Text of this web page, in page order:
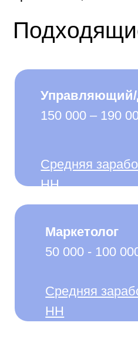
Управляющий/
Средняя
HH
Маркетолог
50 000 - 100 000 р
HH
Главная особенность
Вы